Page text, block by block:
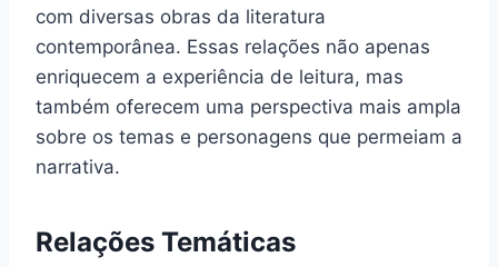
com diversas obras da literatura
contemporânea. Essas relações não apenas
enriquecem a experiência de leitura, mas
também oferecem uma perspectiva mais ampla
sobre os temas e personagens que permeiam a
narrativa.
Relações Temáticas